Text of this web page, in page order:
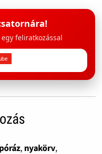
feliratkozással
póráz, nyakörv,